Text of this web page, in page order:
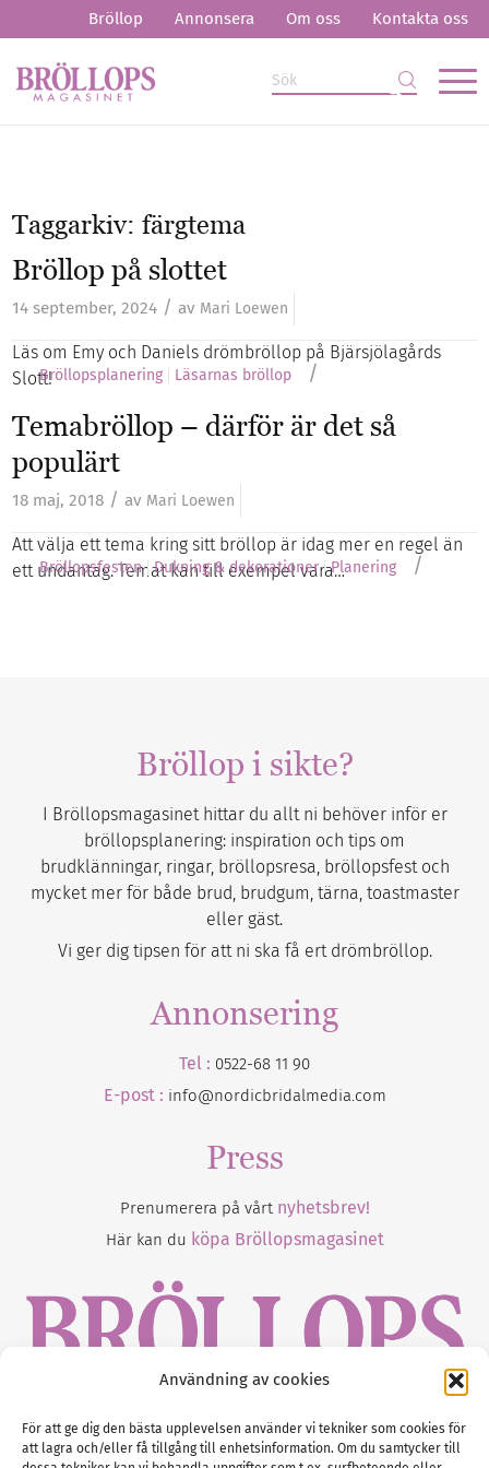
Användning av cookies
För att ge dig den bästa upplevelsen använder vi tekniker som cookies för
att lagra och/eller få tillgång till enhetsinformation. Om du samtycker till
Bröllop Annonsera Om oss Kontakta oss
Taggarkiv:färgtema
Bröllop på slottet
14 september, 2024 / av Mari Loewen
Läs om Emy och Daniels drömbröllop på Bjärsjölagårds
Slott!Bröllopsplanering Läsarnas bröllop /
Temabröllop – därför är det så
populärt
18 maj, 2018 / av Mari Loewen
Att välja ett tema kring sitt bröllop är idag mer en regel än
ett undantag. Temat kan till exempel vara…
Bröllopsfesten Dukning & dekorationer Planering /
Bröllop i sikte?
I Bröllopsmagasinet hittar du allt ni behöver inför er
bröllopsplanering: inspiration och tips om
brudklänningar, ringar, bröllopsresa, bröllopsfest och
mycket mer för både brud, brudgum, tärna, toastmaster
eller gäst.
Vi ger dig tipsen för att ni ska få ert drömbröllop.
Annonsering
Tel : 0522-68 11 90
E-post : info@nordicbridalmedia.com
Press
Prenumerera på vårt nyhetsbrev!
Här kan du köpa Bröllopsmagasinet
Gustaf Mattssons väg 2, 451 50 Uddevalla
Tel :0522-68 11 90